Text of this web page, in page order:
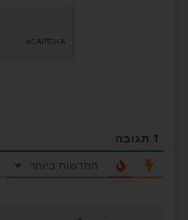
תגובה
החדשות ביותר